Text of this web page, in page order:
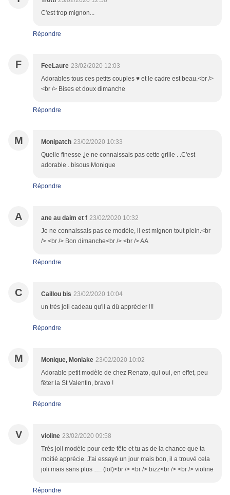
C'est trop mignon...
Répondre
F FeeLaure 23/02/2020 12:03
Adorables tous ces petits couples ♥ et le cadre est beau.<br />
<br /> Bises et doux dimanche
Répondre
M Monipatch 23/02/2020 10:33
Quelle finesse ,je ne connaissais pas cette grille . .C'est
adorable . bisous Monique
Répondre
A ane au daim et f 23/02/2020 10:32
Je ne connaissais pas ce modèle, il est mignon tout plein.<br
/> <br /> Bon dimanche<br /> <br /> AA
Répondre
C Caillou bis 23/02/2020 10:04
un très joli cadeau qu'il a dû apprécier !!!
Répondre
M Monique, Moniake 23/02/2020 10:02
Adorable petit modèle de chez Renato, qui oui, en effet, peu
fêter la St Valentin, bravo !
Répondre
V violine 23/02/2020 09:58
Très joli modèle pour cette fête et tu as de la chance que ta
moitié apprécie. J'ai essayé un jour mais bon, il a trouvé cela
joli mais sans plus …. (lol)<br /> <br /> bizz<br /> <br /> violine
Répondre